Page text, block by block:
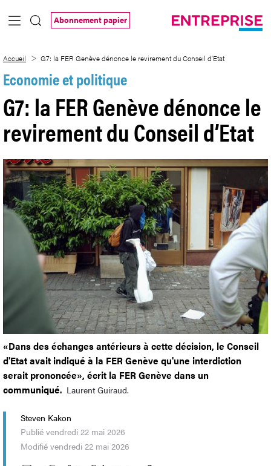
Saut au contenu principal
Abonnement papier
Accueil G7: la FER Genève dénonce le revirement du Conseil d’Etat
Economie et politique
G7: la FER Genève dénonce le
revirement du Conseil d’Etat
«Dans des échanges antérieurs à cette décision, le Conseil
d'Etat avait indiqué à la FER Genève qu'une interdiction
serait prononcée», écrit la FER Genève dans un
communiqué. Laurent Guiraud.
Steven Kakon
Publié vendredi 22 mai 2026
Modifié vendredi 22 mai 2026